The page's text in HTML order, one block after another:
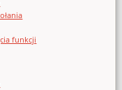
funkcji